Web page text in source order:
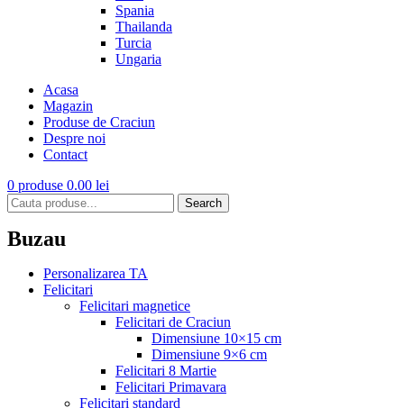
Spania
Thailanda
Turcia
Ungaria
Acasa
Magazin
Produse de Craciun
Despre noi
Contact
0 produse 0.00 lei
Search
Buzau
Personalizarea TA
Felicitari
Felicitari magnetice
Felicitari de Craciun
Dimensiune 10×15 cm
Dimensiune 9×6 cm
Felicitari 8 Martie
Felicitari Primavara
Felicitari standard